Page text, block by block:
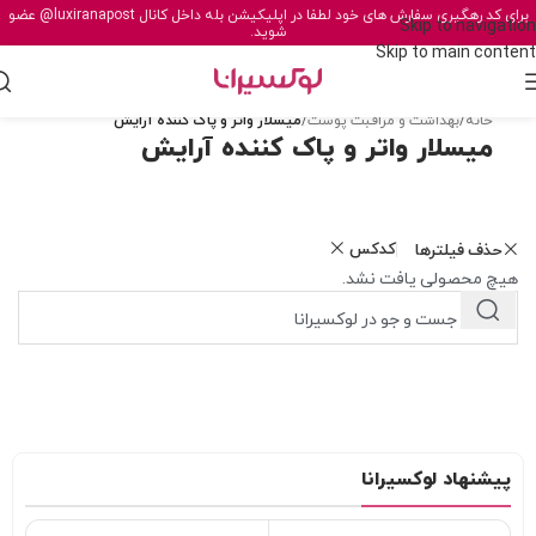
Skip to navigation
Skip to main content
برای کد رهگیری سفارش های خود لطفا در اپلیکیشن بله داخل کانال@luxiranapost عضو
شوید.
خانه/بهداشت و مراقبت پوست/میسلار واتر و پاک کننده آرایش
میسلار واتر و پاک کننده آرایش
حذف فیلترها کدکس
هیچ محصولی یافت نشد.
پیشنهاد لوکسیرانا